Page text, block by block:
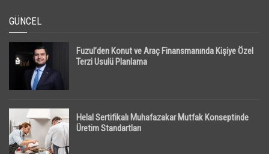
GÜNCEL
Fuzul’den Konut ve Araç Finansmanında Kişiye Özel
Terzi Usulü Planlama
Helal Sertifikalı Muhafazakar Mutfak Konseptinde
Üretim Standartları